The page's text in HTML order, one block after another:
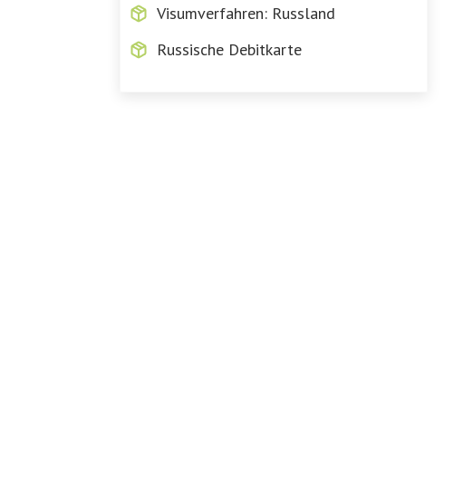
Visumverfahren: Russland
Russische Debitkarte